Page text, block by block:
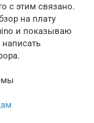
с этим связано.
на плату
и показываю